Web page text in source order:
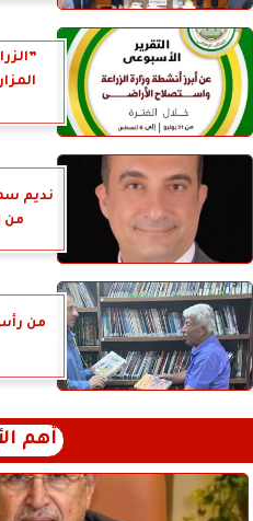
نديم
من
من
أهم